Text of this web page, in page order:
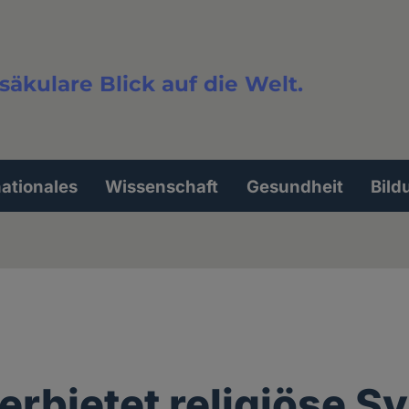
Blick auf die Welt.
Wissenschaft Gesundheit